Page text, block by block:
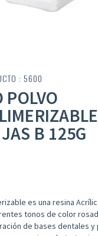
: 5600
POLVO
B 125G
es una resina
tonos de color
de bases dentales